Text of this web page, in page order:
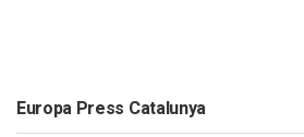
Europa Press Catalunya